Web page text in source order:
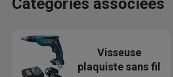
Catégories associées
Visseuse
plaquiste sans fil